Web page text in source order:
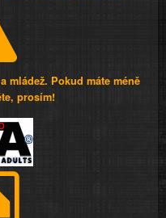
mládež. Pokud máte méně
prosím!